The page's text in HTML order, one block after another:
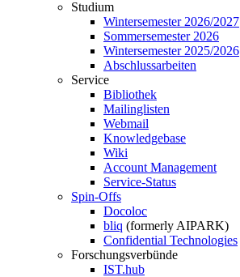
Studium
Wintersemester 2026/2027
Sommersemester 2026
Wintersemester 2025/2026
Abschlussarbeiten
Service
Bibliothek
Mailinglisten
Webmail
Knowledgebase
Wiki
Account Management
Service-Status
Spin-Offs
Docoloc
bliq (formerly AIPARK)
Confidential Technologies
Forschungsverbünde
IST.hub